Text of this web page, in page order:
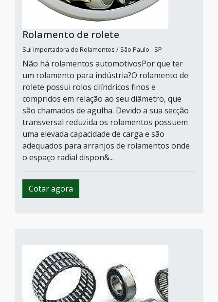
Rolamento de rolete
Sul Importadora de Rolamentos / São Paulo - SP
Não há rolamentos automotivosPor que ter
um rolamento para indústria?O rolamento de
rolete possui rolos cilíndricos finos e
compridos em relação ao seu diâmetro, que
são chamados de agulha. Devido a sua secção
transversal reduzida os rolamentos possuem
uma elevada capacidade de carga e são
adequados para arranjos de rolamentos onde
o espaço radial dispon&...
Cotar agora